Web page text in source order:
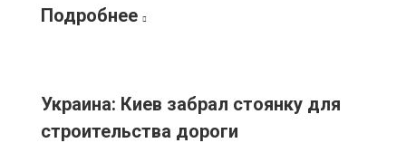
Подробнее
Украина: Киев забрал стоянку для
строительства дороги